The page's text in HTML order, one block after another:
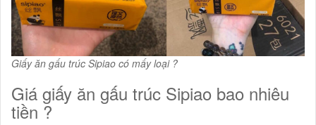
Giấy ăn gấu trúc Sipiao có mấy loại ?
Giá giấy ăn gấu trúc Sipiao bao nhiêu
tiền ?